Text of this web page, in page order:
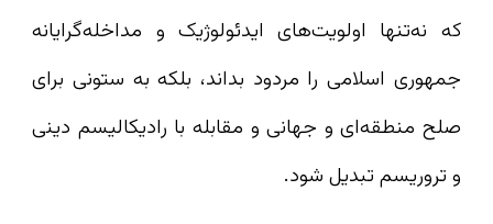
که نه‌تنها اولویت‌های ایدئولوژیک و مداخله‌گرایانه
جمهوری اسلامی را مردود بداند، بلکه به ستونی برای
صلح منطقه‌ای و جهانی و مقابله با رادیکالیسم دینی
و تروریسم تبدیل شود.